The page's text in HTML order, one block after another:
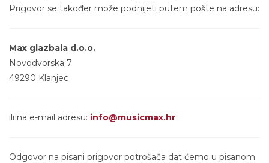
Prigovor se također može podnijeti putem pošte na adresu:
Max glazbala d.o.o.
Novodvorska 7
49290 Klanjec
ili na e-mail adresu: info@musicmax.hr
Odgovor na pisani prigovor potrošača dat ćemo u pisanom